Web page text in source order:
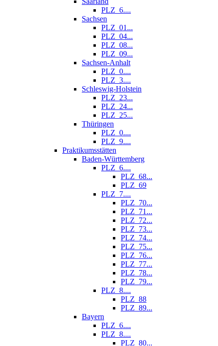
PLZ_6....
Sachsen
PLZ_01...
PLZ_04...
PLZ_08...
PLZ_09...
Sachsen-Anhalt
PLZ_0....
PLZ_3....
Schleswig-Holstein
PLZ_23...
PLZ_24...
PLZ_25...
Thüringen
PLZ_0....
PLZ_9....
Praktikumsstätten
Baden-Württemberg
PLZ_6....
PLZ_68...
PLZ_69
PLZ_7....
PLZ_70...
PLZ_71...
PLZ_72...
PLZ_73...
PLZ_74...
PLZ_75...
PLZ_76...
PLZ_77...
PLZ_78...
PLZ_79...
PLZ_8....
PLZ_88
PLZ_89...
Bayern
PLZ_6....
PLZ_8....
PLZ_80...